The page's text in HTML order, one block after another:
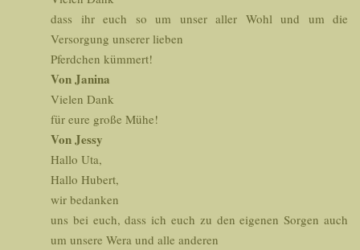
dass ihr euch so um unser aller Wohl und um die
Versorgung unserer lieben
Pferdchen kümmert!
Von Janina
Vielen Dank
für eure große Mühe!
Von Jessy
Hallo Uta,
Hallo Hubert,
wir bedanken
uns bei euch, dass ich euch zu den eigenen Sorgen auch
um unsere Wera und alle anderen